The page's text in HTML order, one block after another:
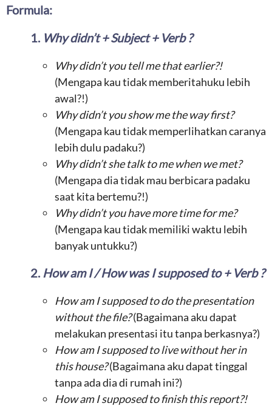
Formula:
1. Why didn’t + Subject + Verb ?
Why didn’t you tell me that earlier?!
(Mengapa kau tidak memberitahuku lebih
awal?!)
Why didn’t you show me the way first?
(Mengapa kau tidak memperlihatkan caranya
lebih dulu padaku?)
Why didn’t she talk to me when we met?
(Mengapa dia tidak mau berbicara padaku
saat kita bertemu?!)
Why didn’t you have more time for me?
(Mengapa kau tidak memiliki waktu lebih
banyak untukku?)
2. How am I / How was I supposed to + Verb ?
How am I supposed to do the presentation
without the file?(Bagaimana aku dapat
melakukan presentasi itu tanpa berkasnya?)
How am I supposed to live without her in
this house?(Bagaimana aku dapat tinggal
tanpa ada dia di rumah ini?)
How am I supposed to finish this report?!